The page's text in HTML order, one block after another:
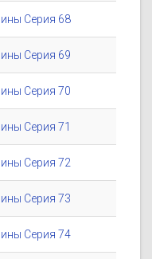
Серия 68
Серия 69
Серия 70
Серия 71
Серия 72
Серия 73
Серия 74